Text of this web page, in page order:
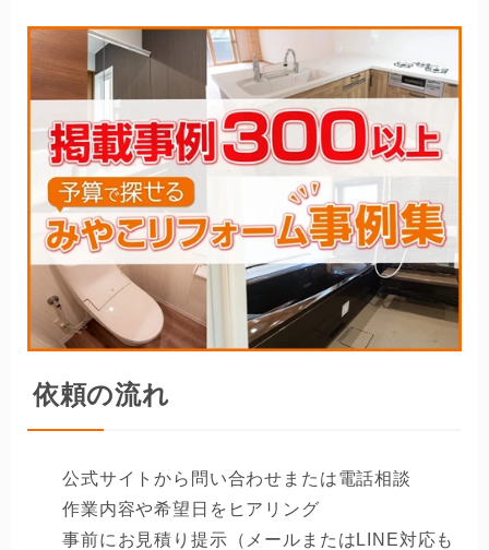
依頼の流れ
公式サイトから問い合わせまたは電話相談
作業内容や希望日をヒアリング
事前にお見積り提示（メールまたはLINE対応も